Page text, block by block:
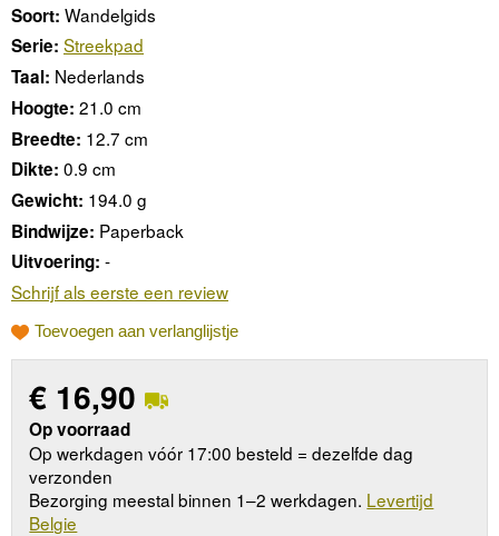
Soort: Wandelgids
Serie: Streekpad
Taal: Nederlands
Hoogte: 21.0 cm
Breedte: 12.7 cm
Dikte: 0.9 cm
Gewicht: 194.0 g
Bindwijze: Paperback
Uitvoering: -
Schrijf als eerste een review
Toevoegen aan verlanglijstje
€ 16,90
Op voorraad
Op werkdagen vóór 17:00 besteld = dezelfde dag
verzonden
Bezorging meestal binnen 1–2 werkdagen. Levertijd
Belgie